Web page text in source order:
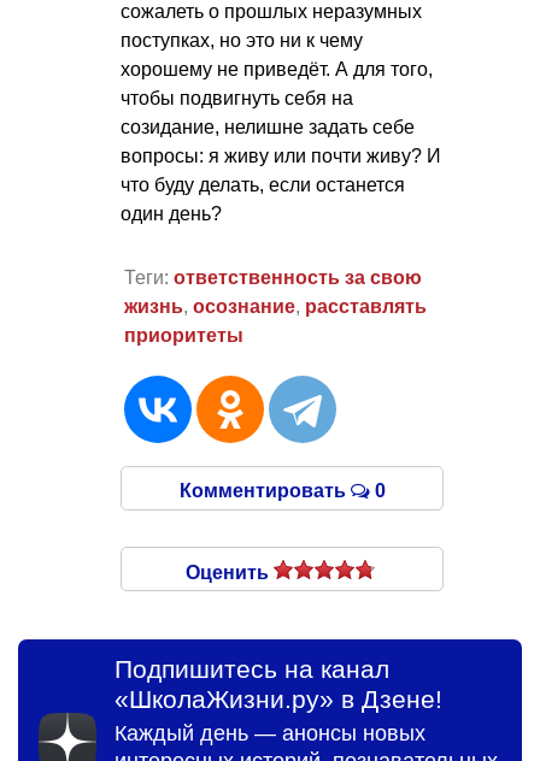
сожалеть о прошлых неразумных
поступках, но это ни к чему
хорошему не приведёт. А для того,
чтобы подвигнуть себя на
созидание, нелишне задать себе
вопросы: я живу или почти живу? И
что буду делать, если останется
один день?
Теги: ответственность за свою
жизнь, осознание, расставлять
приоритеты
Комментировать 0
Оценить
Подпишитесь на канал
«ШколаЖизни.ру» в Дзене!
Каждый день — анонсы новых